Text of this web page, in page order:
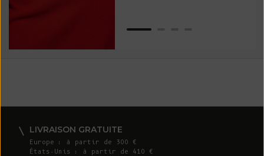
LIVRAISON GRATUITE
Europe : à partir de 300 €
États-Unis : à partir de 410 €